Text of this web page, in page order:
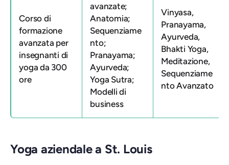
Corso di
formazione
avanzata per
insegnanti di
yoga da 300
ore
avanzate;
Anatomia;
Sequenziame
nto;
Pranayama;
Ayurveda;
Yoga Sutra;
Modelli di
business
Vinyasa,
Pranayama,
Ayurveda,
Bhakti Yoga,
Meditazione,
Sequenziame
nto Avanzato
Yoga aziendale a St. Louis